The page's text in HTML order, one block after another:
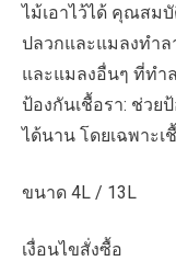
ไม้เอาไว้ได้ คุณสม
ปลวกและแมลงทำ
และแมลงอื่นๆ ที่ทำ
ป้องกันเชื้อรา: ช่วย
ได้นาน โดยเฉพาะเ
ขนาด 4L / 13L
เงื่อนไขสั่งซื้อ